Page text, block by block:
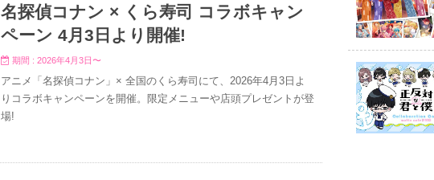
名探偵コナン × くら寿司 コラボキャン
ペーン 4月3日より開催!
期間 : 2026年4月3日〜
アニメ「名探偵コナン」× 全国のくら寿司にて、2026年4月3日よ
りコラボキャンペーンを開催。限定メニューや店頭プレゼントが登
場!